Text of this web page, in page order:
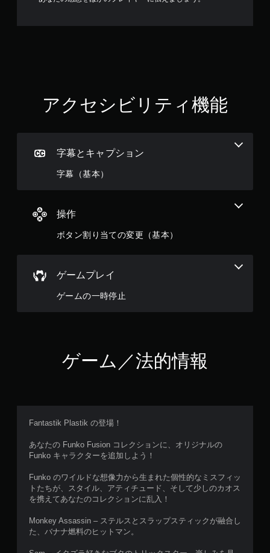
アクセシビリティ機能
字幕とキャプション
字幕（基本）
操作
ボタン割り当ての変更（基本）
ゲームプレイ
ゲームの一時停止
ゲーム／法的情報
Fantastik Plastik の登場！
あなたの Funko Fusion コレクションに、オリジナルの
Funko キャラクターを追加しよう！
Funko のワイルドな想像力から生まれた個性的なミスフィッ
トたちが、スタイル、アティチュード、そして少しのカオス
を携えてあなたのコレクションに乱入！
Monkey Assassin – ステルスとスラップスティックが融合し
た、バナナ燃料のヒットマン。